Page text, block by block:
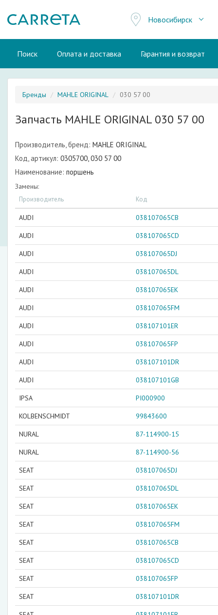
Новосибирск
Поиск Оплата и доставка Гарантия и возврат
Бренды MAHLE ORIGINAL 030 57 00
Запчасть MAHLE ORIGINAL 030 57 00
Производитель, бренд: MAHLE ORIGINAL
Код, артикул: 0305700, 030 57 00
Наименование: поршень
Замены:
Производитель Код
AUDI 038107065CB
AUDI 038107065CD
AUDI 038107065DJ
AUDI 038107065DL
AUDI 038107065EK
AUDI 038107065FM
AUDI 038107101ER
AUDI 038107065FP
AUDI 038107101DR
AUDI 038107101GB
IPSA PI000900
KOLBENSCHMIDT 99843600
NURAL 87-114900-15
NURAL 87-114900-56
SEAT 038107065DJ
SEAT 038107065DL
SEAT 038107065EK
SEAT 038107065FM
SEAT 038107065CB
SEAT 038107065CD
SEAT 038107065FP
SEAT 038107101DR